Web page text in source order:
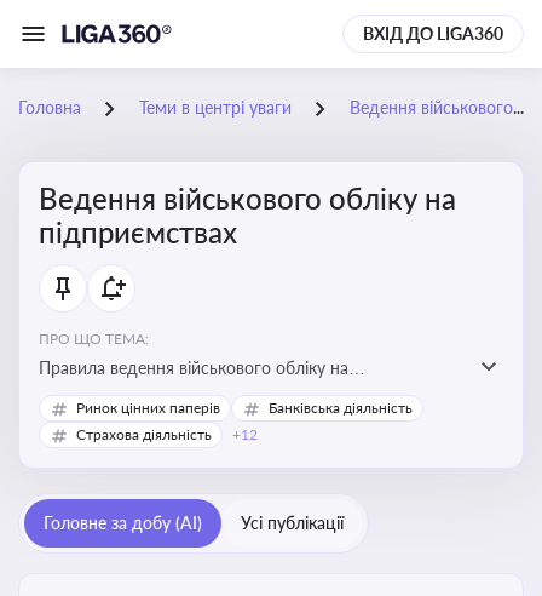
ВХІД ДО LIGA360
Головна Теми в центрі уваги Ведення військового обліку на підприємствах
Ведення військового обліку на
підприємствах
ПРО ЩО ТЕМА:
Правила ведення військового обліку на
підприємствах в умовах воєнного стану
Ринок цінних паперів
Банківська діяльність
Страхова діяльність
+12
Головне за добу (AI) Усі публікації